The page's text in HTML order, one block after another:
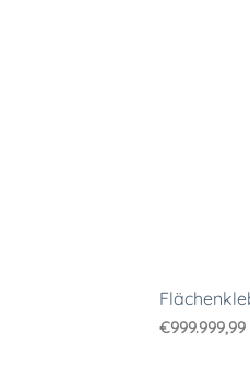
€999.999,99